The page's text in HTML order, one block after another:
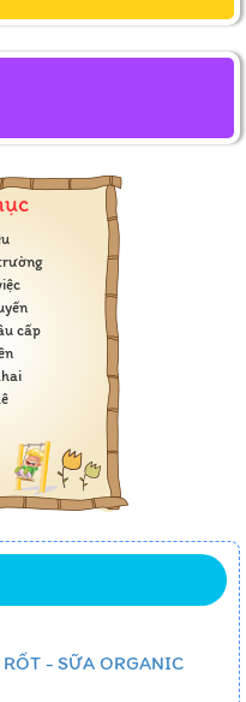
cấp
- SỮA ORGANIC